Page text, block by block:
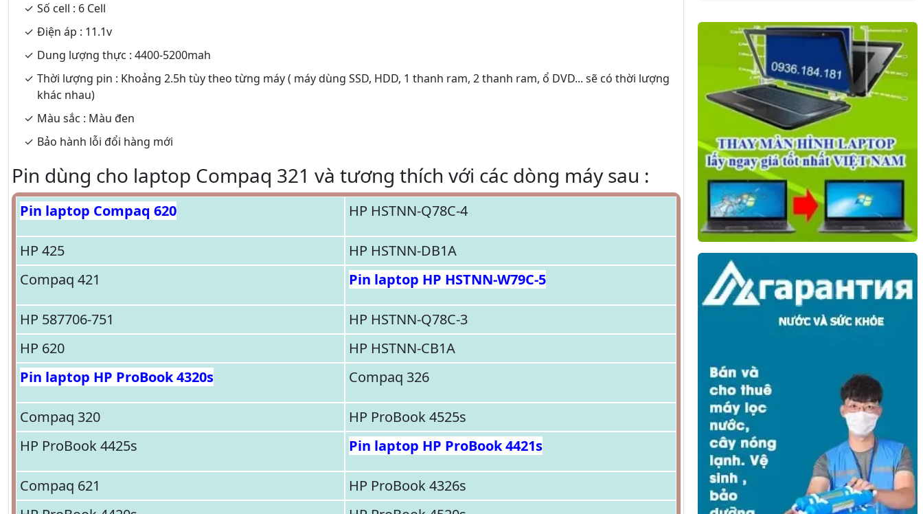
Số cell : 6 Cell
Điện áp : 11.1v
Dung lượng thực : 4400-5200mah
Thời lượng pin : Khoảng 2.5h tùy theo từng máy ( máy dùng SSD, HDD, 1 thanh ram, 2 thanh ram, ổ DVD... sẽ có thời lượng
khác nhau)
Màu sắc : Màu đen
Bảo hành lỗi đổi hàng mới
Pin dùng cho laptop Compaq 321 và tương thích với các dòng máy sau :
Pin laptop Compaq 620 HP HSTNN-Q78C-4
HP 425
HP HSTNN-DB1A
Compaq 421
Pin laptop HP HSTNN-W79C-5
HP 587706-751
HP HSTNN-Q78C-3
HP 620
HP HSTNN-CB1A
Pin laptop HP ProBook 4320s
Compaq 326
Compaq 320
HP ProBook 4525s
HP ProBook 4425s
Pin laptop HP ProBook 4421s
Compaq 621
HP ProBook 4326s